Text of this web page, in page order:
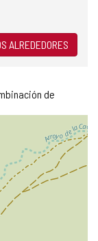
ALREDEDORES
de